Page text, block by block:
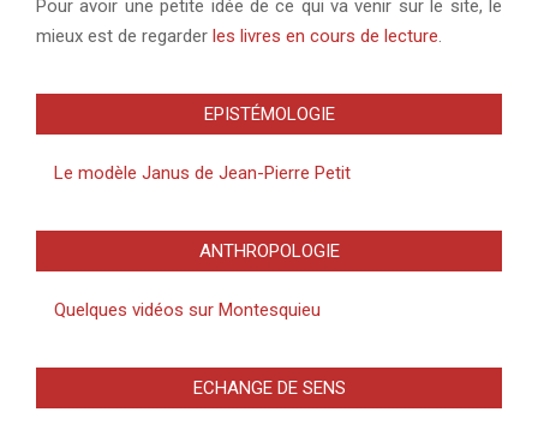
Pour avoir une petite idée de ce qui va venir sur le site, le
mieux est de regarder les livres en cours de lecture.
EPISTÉMOLOGIE
Le modèle Janus de Jean-Pierre Petit
ANTHROPOLOGIE
Quelques vidéos sur Montesquieu
ECHANGE DE SENS